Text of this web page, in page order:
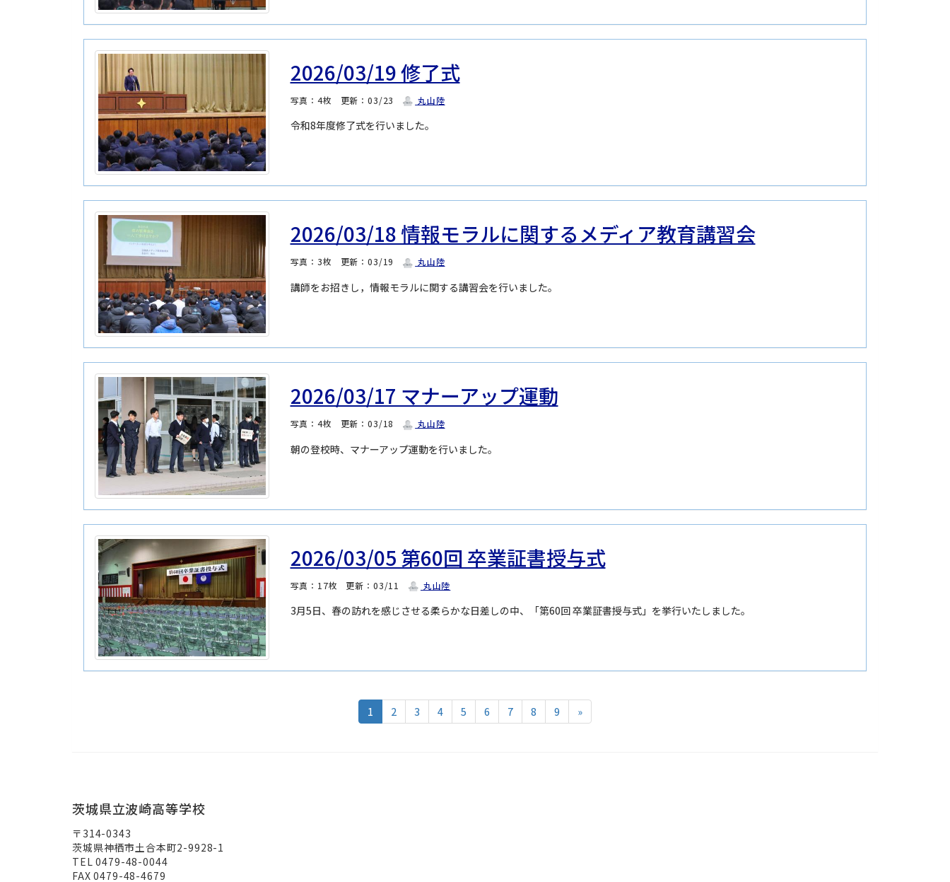
2026/03/19 修了式
写真：4枚 更新：03/23 丸山陸
令和8年度修了式を行いました。
2026/03/18 情報モラルに関するメディア教育講習会
写真：3枚 更新：03/19 丸山陸
講師をお招きし，情報モラルに関する講習会を行いました。
2026/03/17 マナーアップ運動
写真：4枚 更新：03/18 丸山陸
朝の登校時、マナーアップ運動を行いました。
2026/03/05 第60回 卒業証書授与式
写真：17枚 更新：03/11 丸山陸
3月5日、春の訪れを感じさせる柔らかな日差しの中、「第60回 卒業証書授与式」を挙行いたしました。
1 2 3 4 5 6 7 8 9 »
茨城県立波崎高等学校
〒314-0343
茨城県神栖市土合本町2-9928-1
TEL 0479-48-0044
FAX 0479-48-4679